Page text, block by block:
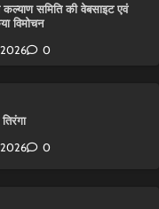
कल्याण समिति की वेबसाइट एवं
विमोचन
0
0